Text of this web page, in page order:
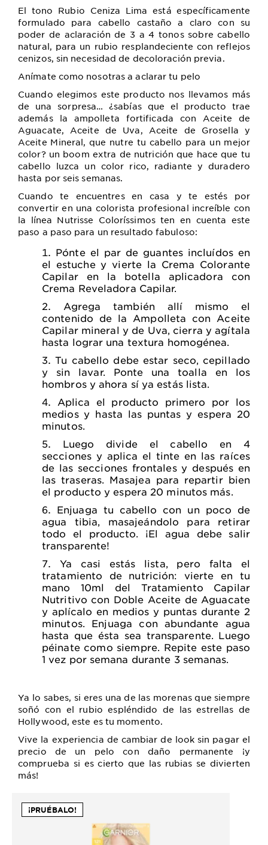
El tono Rubio Ceniza Lima está específicamente
formulado para cabello castaño a claro con su
poder de aclaración de 3 a 4 tonos sobre cabello
natural, para un rubio resplandeciente con reflejos
cenizos, sin necesidad de decoloración previa.
Anímate como nosotras a aclarar tu pelo
Cuando elegimos este producto nos llevamos más
de una sorpresa… ¿sabías que el producto trae
además la ampolleta fortificada con Aceite de
Aguacate, Aceite de Uva, Aceite de Grosella y
Aceite Mineral, que nutre tu cabello para un mejor
color? un boom extra de nutrición que hace que tu
cabello luzca un color rico, radiante y duradero
hasta por seis semanas.
Cuando te encuentres en casa y te estés por
convertir en una colorista profesional increíble con
la línea Nutrisse Coloríssimos ten en cuenta este
paso a paso para un resultado fabuloso:
Pónte el par de guantes incluídos en
el estuche y vierte la Crema Colorante
Capilar en la botella aplicadora con
Crema Reveladora Capilar.
Agrega también allí mismo el
contenido de la Ampolleta con Aceite
Capilar mineral y de Uva, cierra y agítala
hasta lograr una textura homogénea.
Tu cabello debe estar seco, cepillado
y sin lavar. Ponte una toalla en los
hombros y ahora sí ya estás lista.
Aplica el producto primero por los
medios y hasta las puntas y espera 20
minutos.
Luego divide el cabello en 4
secciones y aplica el tinte en las raíces
de las secciones frontales y después en
las traseras. Masajea para repartir bien
el producto y espera 20 minutos más.
Enjuaga tu cabello con un poco de
agua tibia, masajeándolo para retirar
todo el producto. ¡El agua debe salir
transparente!
Ya casi estás lista, pero falta el
tratamiento de nutrición: vierte en tu
mano 10ml del Tratamiento Capilar
Nutritivo con Doble Aceite de Aguacate
y aplícalo en medios y puntas durante 2
minutos. Enjuaga con abundante agua
hasta que ésta sea transparente. Luego
péinate como siempre. Repite este paso
1 vez por semana durante 3 semanas.
Ya lo sabes, si eres una de las morenas que siempre
soñó con el rubio espléndido de las estrellas de
Hollywood, este es tu momento.
Vive la experiencia de cambiar de look sin pagar el
precio de un pelo con daño permanente ¡y
comprueba si es cierto que las rubias se divierten
más!
¡PRUÉBALO!